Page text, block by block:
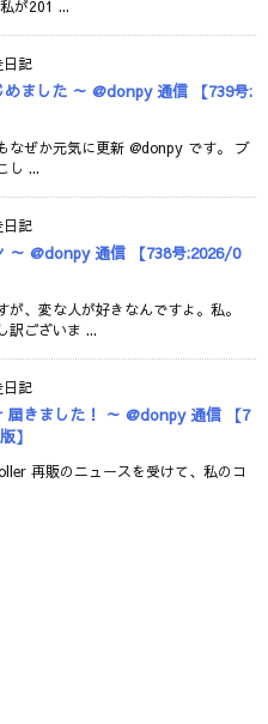
が201 ...
日記
ました ～ @donpy 通信 【739号:
なぜか元気に更新 @donpy です。 ブ
し ...
日記
～ @donpy 通信 【738号:2026/0
が、変な人が好きなんですよ。私。
訳ございま ...
日記
きました！ ～ @donpy 通信 【7
】
再販のニュースを受けて、私のコ